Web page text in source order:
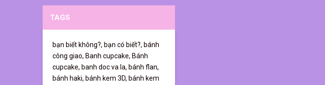
TAGS
bạn biết không?, bạn có biết?, bánh
công giao, Banh cupcake, Bánh
cupcake, banh doc va la, bánh flan,
bánh haki, bánh kem 3D, bánh kem